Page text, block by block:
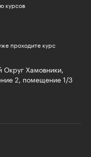
курсов
проходите курс
Округ Хамовники,
2, помещение 1/3